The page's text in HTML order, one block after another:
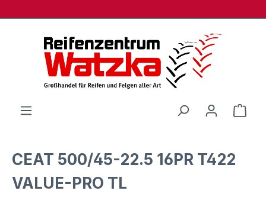
CEAT 500/45-22.5 16PR T422
VALUE-PRO TL